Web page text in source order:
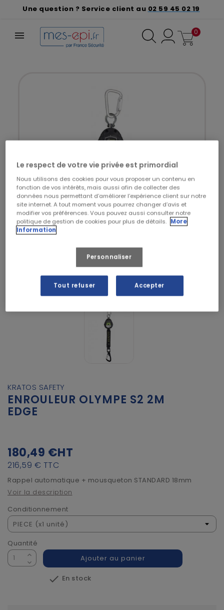
Une question ? Service client au 02 59 45 02 19
0
KRATOS SAFETY
ENROULEUR OLYMPE S2 2M
EDGE
180,49 €HT
216,59 € TTC
Rappel automatique + mousqueton STANDARD 18mm
Voir la description
Conditionnement
Quantité
Ajouter au panier
 En stock
Le respect de votre vie privée est primordial
Nous utilisons des cookies pour vous proposer un contenu en
fonction de vos intérêts, mais aussi afin de collecter des
données nous permettant d’améliorer l’expérience client sur notre
site internet. A tout moment vous pourrez changer d’avis et
modifier vos préférences. Vous pouvez aussi consulter notre
politique de gestion de cookies pour plus de détails. More
Information
Personnaliser
Tout refuser Accepter